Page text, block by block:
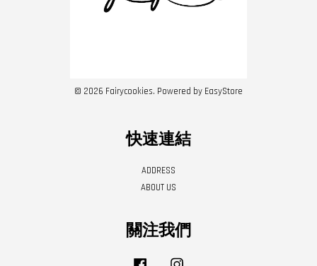
© 2026 Fairycookies. Powered by EasyStore
快速連結
ADDRESS
ABOUT US
關注我們
Facebook